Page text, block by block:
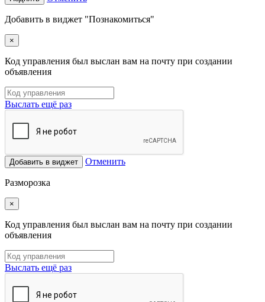
Добавить в виджет "Познакомиться"
×
Код управления был выслан вам на почту при создании
объявления
Выслать ещё раз
Добавить в виджет Отменить
Разморозка
×
Код управления был выслан вам на почту при создании
объявления
Выслать ещё раз